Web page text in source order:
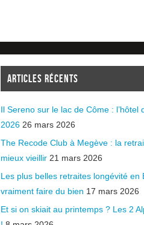
ARTICLES RÉCENTS
Il Sereno sur le lac de Côme : l’hôtel
2026 26 mars 2026
The Recode Club à Megève : la
mieux vieillir 21 mars 2026
Les plus belles retraites longévité
vraiment faire du bien 17 mars 2026
Et si on skiait au printemps ? Les 2